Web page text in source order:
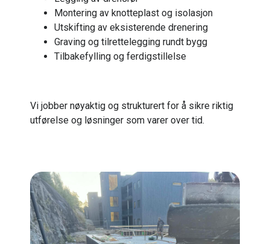
Montering av knotteplast og isolasjon
Utskifting av eksisterende drenering
Graving og tilrettelegging rundt bygg
Tilbakefylling og ferdigstillelse
Vi jobber nøyaktig og strukturert for å sikre riktig
utførelse og løsninger som varer over tid.